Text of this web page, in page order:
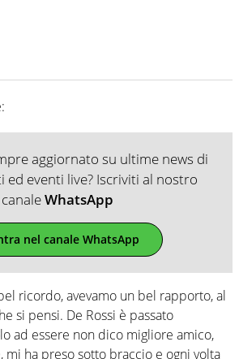
aggiornato su ultime news di
eventi live? Iscriviti al nostro
canaleWhatsApp
nel canale WhatsApp
ricordo, avevamo un bel rapporto, al
si pensi. De Rossi è passato
ad essere non dico migliore amico,
mi ha preso sotto braccio e ogni volta